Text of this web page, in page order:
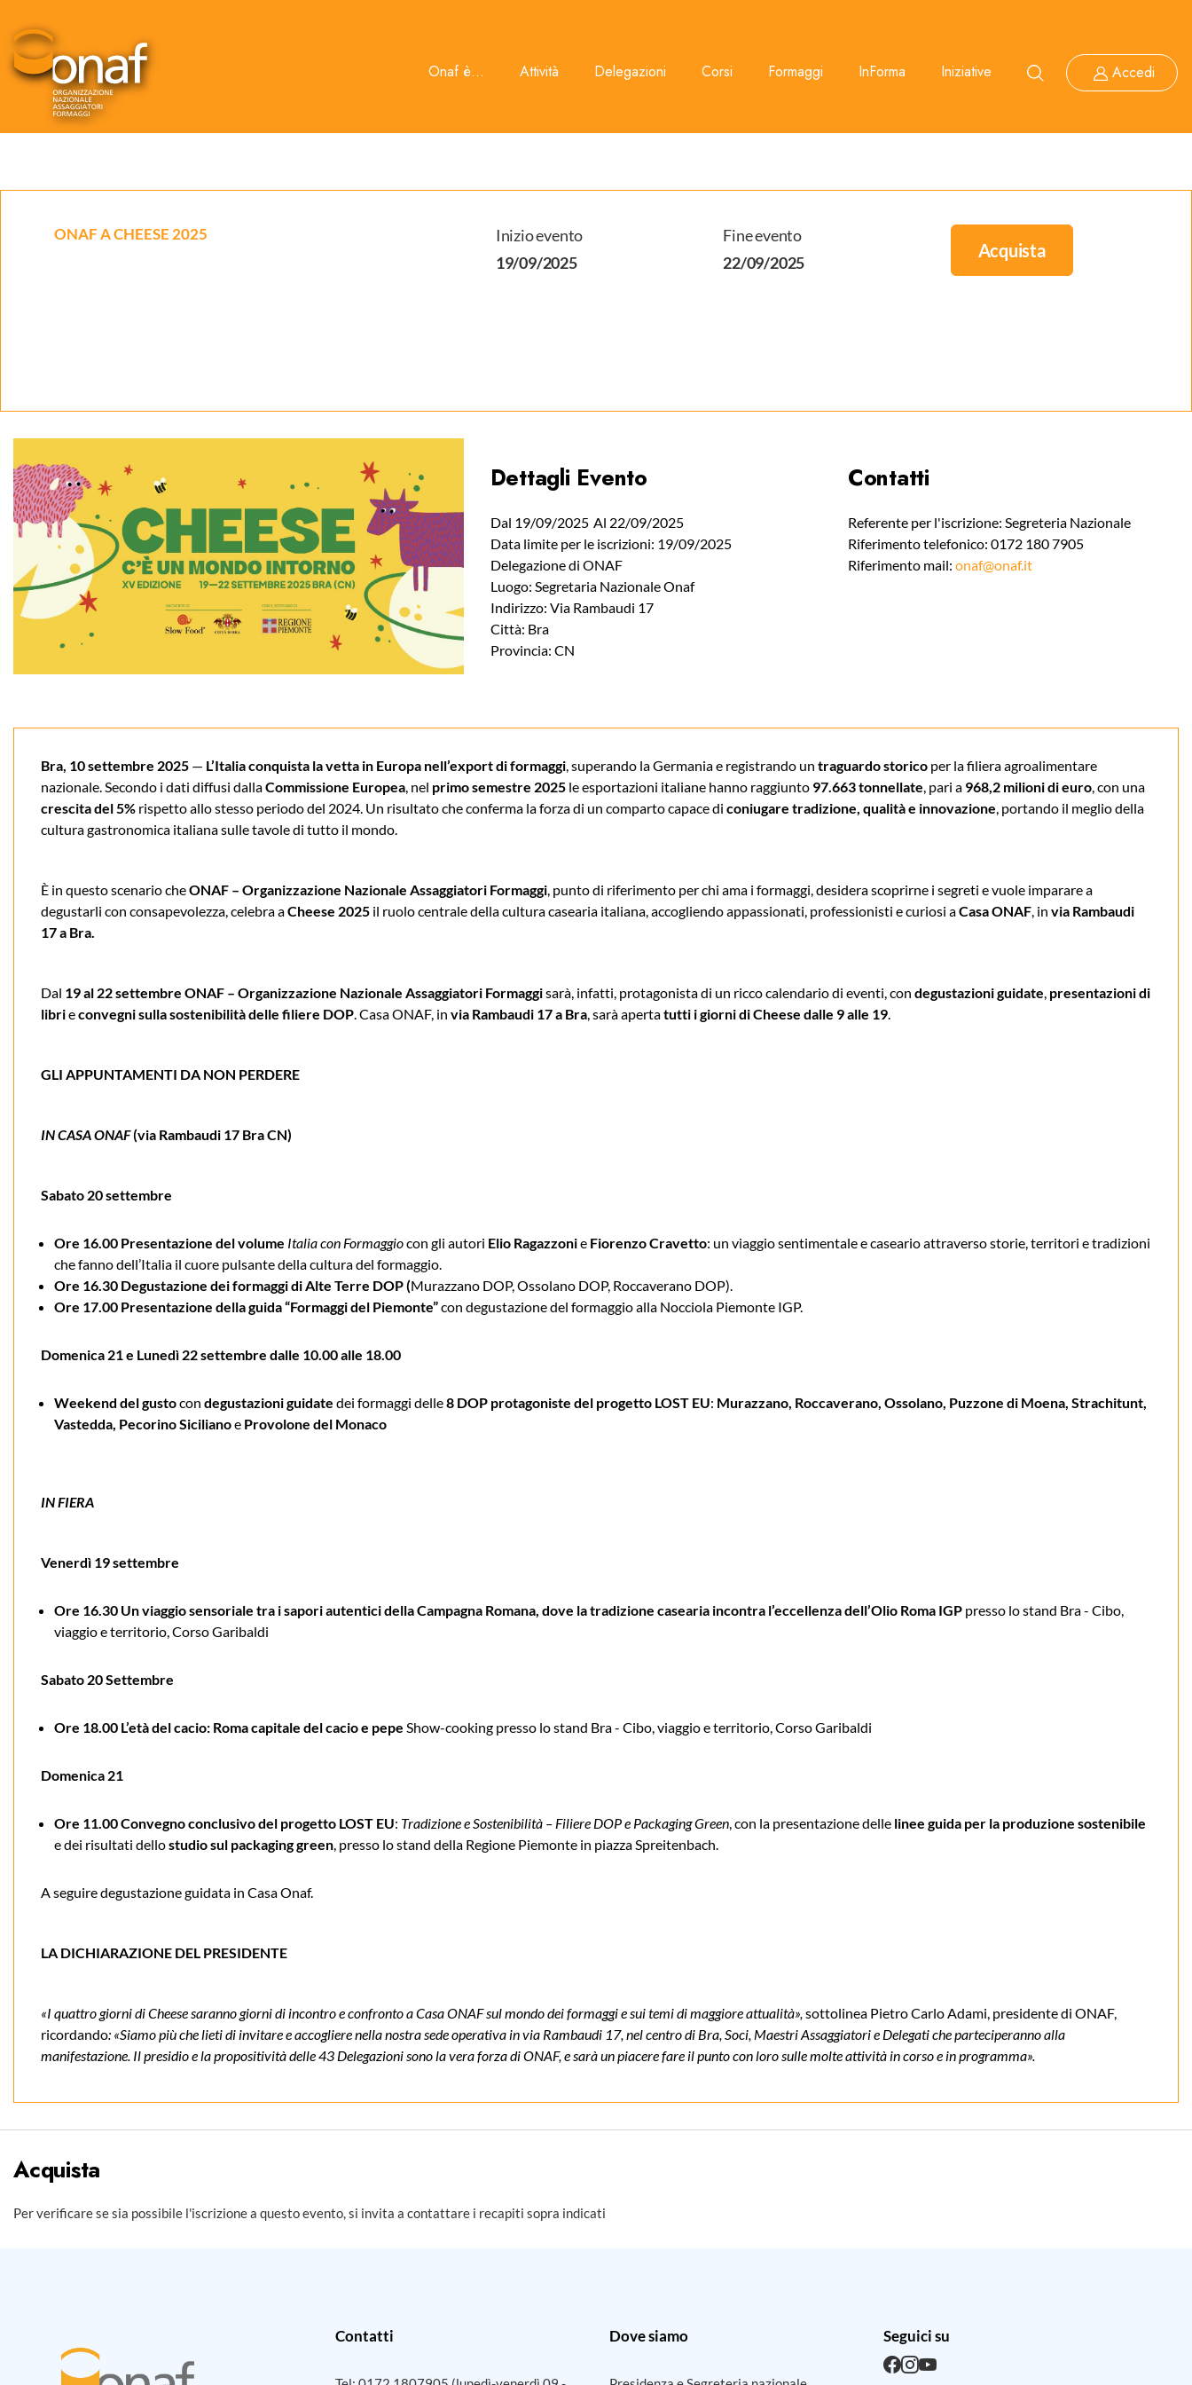
Onaf è... Attività Delegazioni Corsi Formaggi InForma Iniziative Accedi
ONAF A CHEESE 2025
Inizio evento
19/09/2025
Fine evento
22/09/2025
Acquista
Dettagli Evento
Dal 19/09/2025 Al 22/09/2025
Data limite per le iscrizioni: 19/09/2025
Delegazione di ONAF
Luogo: Segretaria Nazionale Onaf
Indirizzo: Via Rambaudi 17
Città: Bra
Provincia: CN
Contatti
Referente per l'iscrizione: Segreteria Nazionale
Riferimento telefonico: 0172 180 7905
Riferimento mail: onaf@onaf.it
Bra, 10 settembre 2025 — L’Italia conquista la vetta in Europa nell’export di formaggi , superando la Germania e registrando un traguardo storico per la filiera agroalimentare
nazionale. Secondo i dati diffusi dallaCommissione Europea , nel primo semestre 2025 le esportazioni italiane hanno raggiunto 97.663 tonnellate , pari a 968,2 milioni di euro , con una
crescita del 5% rispetto allo stesso periodo del 2024. Un risultato che conferma la forza di un comparto capace di coniugare tradizione, qualità e innovazione , portando il meglio della
cultura gastronomica italiana sulle tavole di tutto il mondo.
È in questo scenario cheONAF – Organizzazione Nazionale Assaggiatori Formaggi , punto di riferimento per chi ama i formaggi, desidera scoprirne i segreti e vuole imparare a
degustarli con consapevolezza, celebra aCheese 2025 il ruolo centrale della cultura casearia italiana, accogliendo appassionati, professionisti e curiosi aCasa ONAF , in via Rambaudi
17 a Bra.
Dal 19 al 22 settembre ONAF – Organizzazione Nazionale Assaggiatori Formaggisarà, infatti, protagonista di un ricco calendario di eventi, con degustazioni guidate presentazioni di
librieconvegni sulla sostenibilità delle filiere DOP . Casa ONAF, in via Rambaudi 17 a Bra , sarà apertatutti i giorni di Cheese dalle 9 alle 19
GLI APPUNTAMENTI DA NON PERDERE
IN CASA ONAF(via Rambaudi 17 Bra CN)
Sabato 20 settembre
Ore 16.00 Presentazione del volume Italia con Formaggiocon gli autori Elio Ragazzonie Fiorenzo Cravetto: un viaggio sentimentale e caseario attraverso storie, territori e tradizioni
che fanno dell’Italia il cuore pulsante della cultura del formaggio.
Ore 16.30 Degustazione dei formaggi di Alte Terre DOP (Murazzano DOP, Ossolano DOP, Roccaverano DOP).
Ore 17.00 Presentazione della guida “Formaggi del Piemonte”con degustazione del formaggio alla Nocciola Piemonte IGP.
Domenica 21 e Lunedì 22 settembre dalle 10.00 alle 18.00
Weekend del gustocon degustazioni guidate dei formaggi delle8 DOP protagoniste del progetto LOST EU: Murazzano, Roccaverano, Ossolano, Puzzone di Moena, Strachitunt,
Vastedda, Pecorino Sicilianoe Provolone del Monaco
IN FIERA
Venerdì 19 settembre
Ore 16.30 Un viaggio sensoriale tra i sapori autentici della Campagna Romana, dove la tradizione casearia incontra l’eccellenza dell’Olio Roma IGP presso lo stand Bra - Cibo,
viaggio e territorio, Corso Garibaldi
Sabato 20 Settembre
Ore 18.00 L’età del cacio: Roma capitale del cacio e pepe Show-cooking presso lo stand Bra - Cibo, viaggio e territorio, Corso Garibaldi
Domenica 21
Ore 11.00 Convegno conclusivo del progetto LOST EU: Tradizione e Sostenibilità – Filiere DOP e Packaging Green , con la presentazione delle linee guida per la produzione sostenibile
e dei risultati dellostudio sul packaging green , presso lo stand della Regione Piemonte in piazza Spreitenbach.
A seguire degustazione guidata in Casa Onaf.
LA DICHIARAZIONE DEL PRESIDENTE
«I quattro giorni di Cheese saranno giorni di incontro e confronto a Casa ONAF sul mondo dei formaggi e sui temi di maggiore attualità», sottolinea Pietro Carlo Adami, presidente di ONAF,
ricordando: «Siamo più che lieti di invitare e accogliere nella nostra sede operativa in via Rambaudi 17, nel centro di Bra, Soci, Maestri Assaggiatori e Delegati che parteciperanno alla
manifestazione. Il presidio e la propositività delle 43 Delegazioni sono la vera forza di ONAF, e sarà un piacere fare il punto con loro sulle molte attività in corso e in programma».
Acquista
Per verificare se sia possibile l'iscrizione a questo evento, si invita a contattare i recapiti sopra indicati
Contatti Dove siamo Seguici su